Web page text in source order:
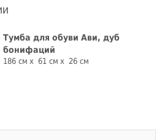
Тумба для обуви Ави, дуб
бонифаций
186 см 61 см 26 см